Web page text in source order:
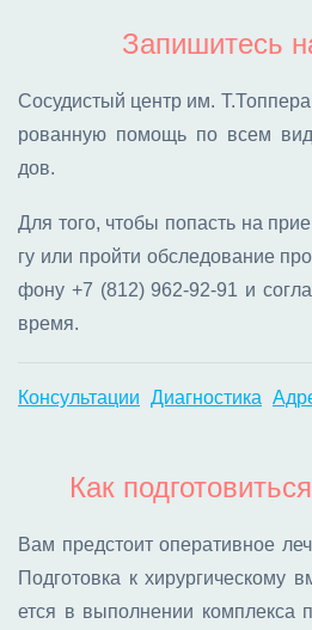
Запишитесь
Со­су­ди­стый центр им.
ро­ван­ную по­мощь по всем
дов.
Для то­го, что­бы по­пасть на
гу или прой­ти об­сле­до­ва­ние
фо­ну +7 (812) 962-92-91 и
вре­мя.
Консультации Диагностика
Как
Вам пред­сто­ит опе­ра­тив­ное
Под­го­тов­ка к хи­рур­ги­че­ско­му
ет­ся в вы­пол­не­нии ком­плек­са